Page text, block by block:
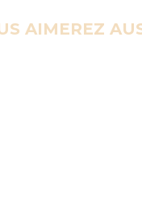
AIMEREZ